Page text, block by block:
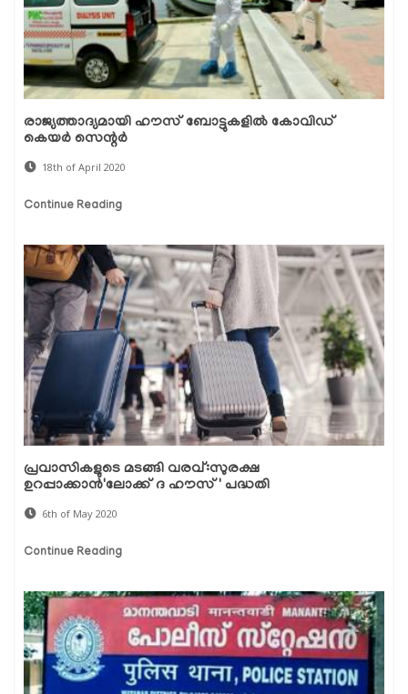
രാജ്യത്താദ്യമായി ഹൗസ് ബോട്ടുകളില്‍ കോവിഡ്
കെയര്‍ സെന്റര്‍
18th of April 2020
Continue Reading
പ്രവാസികളുടെ മടങ്ങി വരവ്:സുരക്ഷ
ഉറപ്പാക്കാന്‍'ലോക്ക് ദ ഹൗസ്' പദ്ധതി
6th of May 2020
Continue Reading